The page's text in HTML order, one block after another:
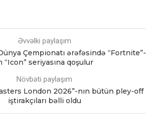
Əvvəlki paylaşım
Çempionatı ərəfəsində “Fortnite”-
“Icon” seriyasına qoşulur
Növbəti paylaşım
London 2026”-nın bütün pley-off
iştirakçıları bəlli oldu